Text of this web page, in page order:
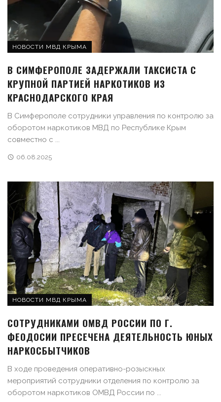
НОВОСТИ МВД КРЫМА
В СИМФЕРОПОЛЕ ЗАДЕРЖАЛИ ТАКСИСТА С
КРУПНОЙ ПАРТИЕЙ НАРКОТИКОВ ИЗ
КРАСНОДАРСКОГО КРАЯ
В Симферополе сотрудники управления по контролю за
оборотом наркотиков МВД по Республике Крым
совместно с ...
06.08.2025
НОВОСТИ МВД КРЫМА
СОТРУДНИКАМИ ОМВД РОССИИ ПО Г.
ФЕОДОСИИ ПРЕСЕЧЕНА ДЕЯТЕЛЬНОСТЬ ЮНЫХ
НАРКОСБЫТЧИКОВ
В ходе проведения оперативно-розыскных
мероприятий сотрудники отделения по контролю за
оборотом наркотиков ОМВД России по ...